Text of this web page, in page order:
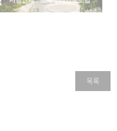
목록